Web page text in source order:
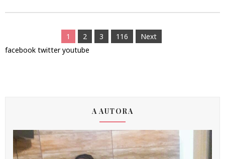
1 2 3 116
Next
facebook twitter youtube
A AUTORA